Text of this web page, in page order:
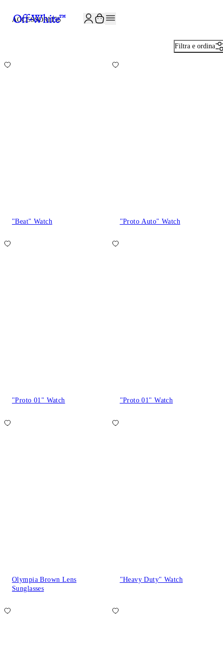
ACCESSORI156
Filtra e ordina
"Beat" Watch "Proto Auto" Watch
"Proto 01" Watch "Proto 01" Watch
Olympia Brown Lens
Sunglasses
"Heavy Duty" Watch